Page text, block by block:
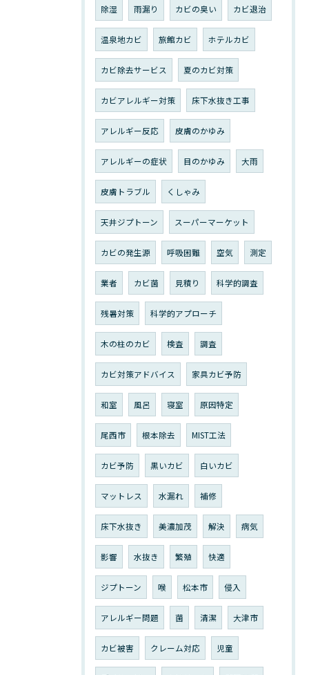
除湿 雨漏り カビの臭い カビ退治
温泉地カビ 旅館カビ ホテルカビ
カビ除去サービス 夏のカビ対策
カビアレルギー対策 床下水抜き工事
アレルギー反応 皮膚のかゆみ
アレルギーの症状 目のかゆみ 大雨
皮膚トラブル くしゃみ
天井ジプトーン スーパーマーケット
カビの発生源 呼吸困難 空気 測定
業者 カビ菌 見積り 科学的調査
残暑対策 科学的アプローチ
木の柱のカビ 検査 調査
カビ対策アドバイス 家具カビ予防
和室 風呂 寝室 原因特定
尾西市 根本除去 MIST工法
カビ予防 黒いカビ 白いカビ
マットレス 水漏れ 補修
床下水抜き 美濃加茂 解決 病気
影響 水抜き 繁殖 快適
ジプトーン 喉 松本市 侵入
アレルギー問題 菌 清潔 大津市
カビ被害 クレーム対応 児童